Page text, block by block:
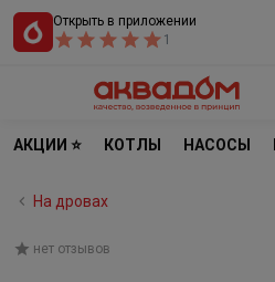
Открыть в приложении
1
АКЦИИ ⭐ КОТЛЫ НАСОСЫ
На дровах
нет отзывов